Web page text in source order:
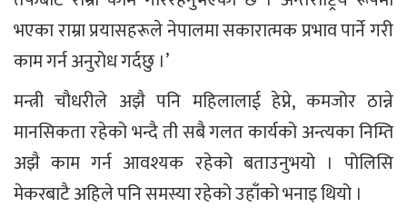
भएका राम्रा प्रयासहरूले नेपालमा सकारात्मक प्रभाव पार्ने गरी
काम गर्न अनुरोध गर्दछु ।’
मन्त्री चौधरीले अझै पनि महिलालाई हेप्ने, कमजोर ठान्ने
मानसिकता रहेको भन्दै ती सबै गलत कार्यको अन्त्यका निम्ति
अझै काम गर्न आवश्यक रहेको बताउनुभयो । पोलिसि
मेकरबाटै अहिले पनि समस्या रहेको उहाँको भनाइ थियो ।